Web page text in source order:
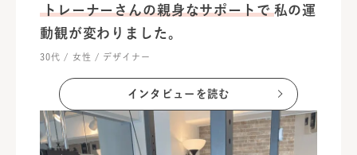
トレーナーさんの親身なサポートで 私の運
動観が変わりました。
30代 / 女性 / デザイナー
インタビューを読む